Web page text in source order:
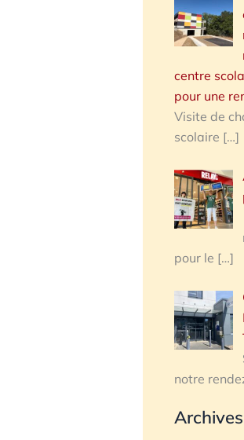
centre
pour une
Visite de
scolaire […]
pour le […]
notre
Archives